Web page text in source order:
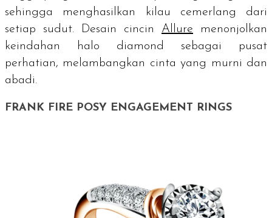
sehingga menghasilkan kilau cemerlang dari
setiap sudut. Desain cincin Allure menonjolkan
keindahan
halo diamond
sebagai pusat
perhatian, melambangkan cinta yang murni dan
abadi.
FRANK FIRE POSY ENGAGEMENT RINGS